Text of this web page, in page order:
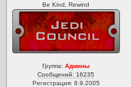
Be Kind, Rewind
Группа: Админы
Сообщений: 16235
Регистрация: 8.9.2005